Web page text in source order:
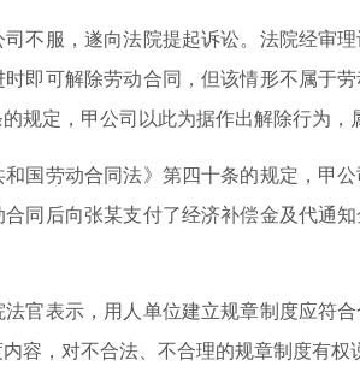
服，遂向法院提起诉讼。法院经审理
即可解除劳动合同，但该情形不属于
规定，甲公司以此为据作出解除行为，
劳动合同法》第四十条的规定，甲公
同后向张某支付了经济补偿金及代通
表示，用人单位建立规章制度应符合
容，对不合法、不合理的规章制度有权说